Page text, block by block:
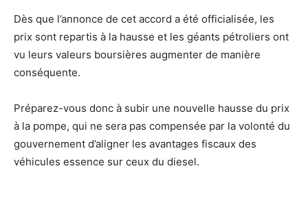
Dès que l’annonce de cet accord a été officialisée, les
prix sont repartis à la hausse et les géants pétroliers ont
vu leurs valeurs boursières augmenter de manière
conséquente.
Préparez-vous donc à subir une nouvelle hausse du prix
à la pompe, qui ne sera pas compensée par la volonté du
gouvernement d’aligner les avantages fiscaux des
véhicules essence sur ceux du diesel.